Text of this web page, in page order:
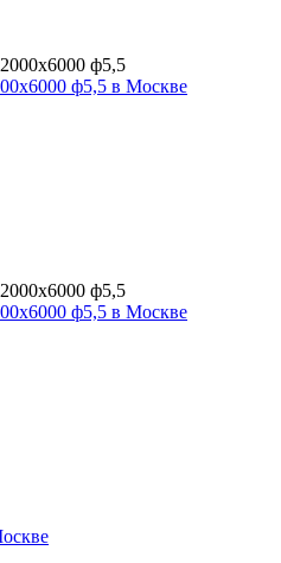
ф5,5 в Москве
ф5,5 в Москве